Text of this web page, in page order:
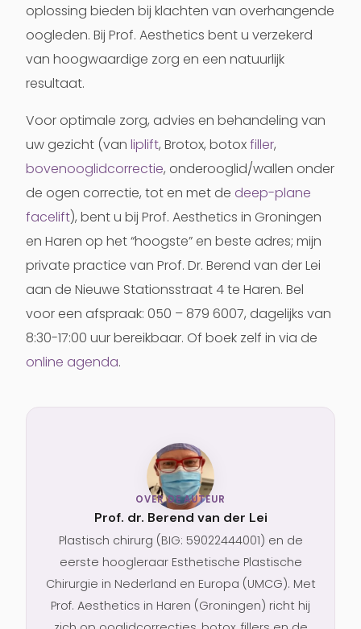
oplossing bieden bij klachten van overhangende
oogleden. Bij Prof. Aesthetics bent u verzekerd
van hoogwaardige zorg en een natuurlijk
resultaat.
Voor optimale zorg, advies en behandeling van
uw gezicht (van liplift, Brotox, botoxfiller,
bovenooglidcorrectie, onderooglid/wallen onder
de ogen correctie, tot en met de deep-plane
facelift), bent u bij Prof. Aesthetics in Groningen
en Haren op het “hoogste” en beste adres; mijn
private practice van Prof. Dr. Berend van der Lei
aan de Nieuwe Stationsstraat 4 te Haren. Bel
voor een afspraak: 050 – 879 6007, dagelijks van
8:30-17:00 uur bereikbaar. Of boek zelf in via de
online agenda.
OVER DE AUTEUR
Prof. dr. Berend van der Lei
Plastisch chirurg (BIG: 59022444001) en de
eerste hoogleraar Esthetische Plastische
Chirurgie in Nederland en Europa (UMCG). Met
Prof. Aesthetics in Haren (Groningen) richt hij